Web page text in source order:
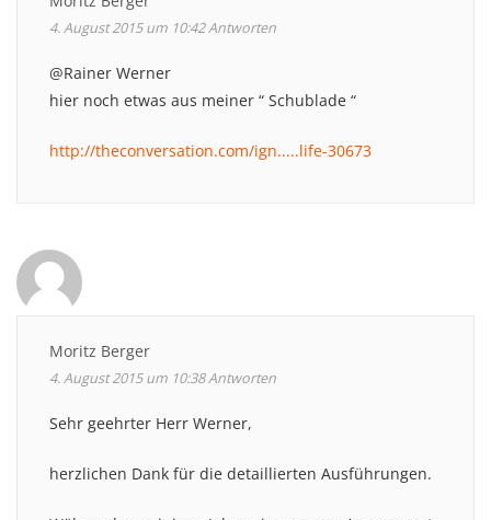
4. August 2015 um 10:42Antworten
@Rainer Werner
hier noch etwas aus meiner “ Schublade “
http://theconversation.com/ign.....life-30673
Moritz Berger
4. August 2015 um 10:38Antworten
Sehr geehrter Herr Werner,
herzlichen Dank für die detaillierten Ausführungen.